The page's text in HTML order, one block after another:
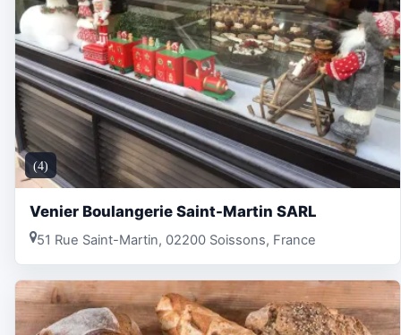
(4)
Venier Boulangerie Saint-Martin SARL
51 Rue Saint-Martin, 02200 Soissons, France